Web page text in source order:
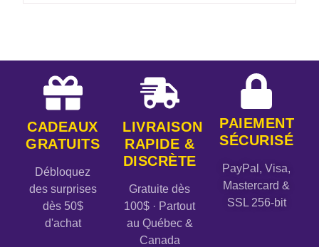
CADEAUX
GRATUITS
Débloquez
des surprises
dès 50$
d'achat
LIVRAISON
RAPIDE &
DISCRÈTE
Gratuite dès
100$ · Partout
au Québec &
Canada
PAIEMENT
SÉCURISÉ
PayPal, Visa,
Mastercard &
SSL 256-bit